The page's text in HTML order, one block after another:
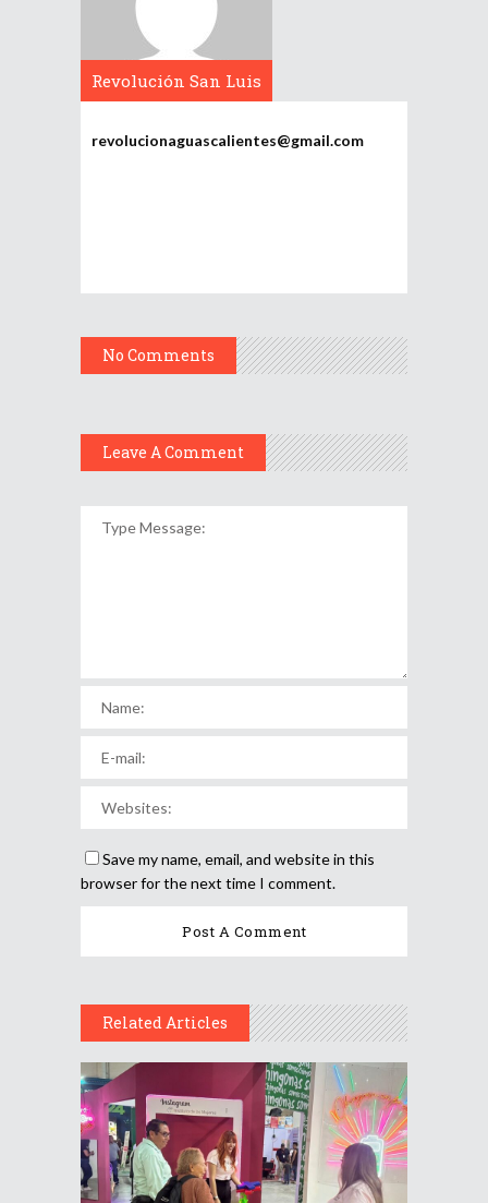
Revolución San Luis
revolucionaguascalientes@gmail.com
No Comments
Leave A Comment
Save my name, email, and website in this
browser for the next time I comment.
Related Articles